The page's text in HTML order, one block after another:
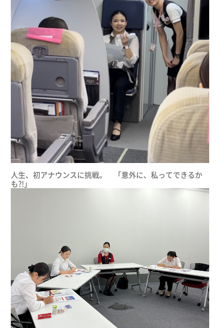
人生、初アナウンスに挑戦。 「意外に、私ってできるか
も?!」